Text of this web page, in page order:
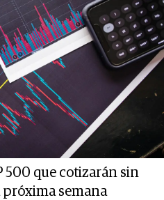
500 que cotizarán sin
semana